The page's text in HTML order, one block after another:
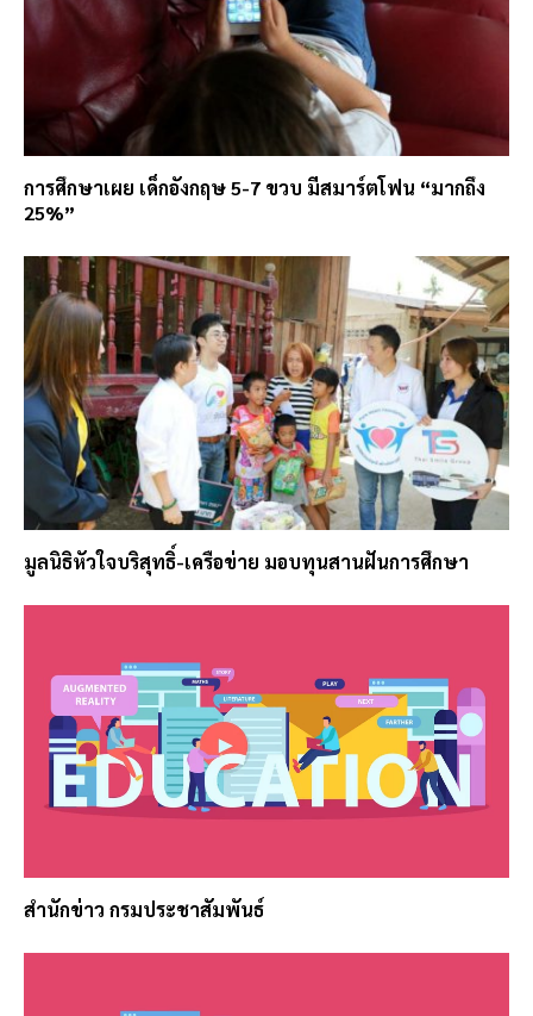
การศึกษาเผย เด็กอังกฤษ 5-7 ขวบ มีสมาร์ตโฟน “มากถึง
25%”
มูลนิธิหัวใจบริสุทธิ์-เครือข่าย มอบทุนสานฝันการศึกษา
สำนักข่าว กรมประชาสัมพันธ์